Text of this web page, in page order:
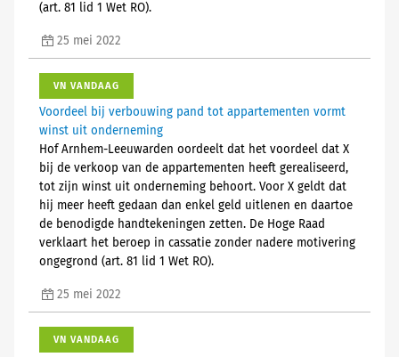
(art. 81 lid 1 Wet RO).
25 mei 2022
VN VANDAAG
Voordeel bij verbouwing pand tot appartementen vormt
winst uit onderneming
Hof Arnhem-Leeuwarden oordeelt dat het voordeel dat X
bij de verkoop van de appartementen heeft gerealiseerd,
tot zijn winst uit onderneming behoort. Voor X geldt dat
hij meer heeft gedaan dan enkel geld uitlenen en daartoe
de benodigde handtekeningen zetten. De Hoge Raad
verklaart het beroep in cassatie zonder nadere motivering
ongegrond (art. 81 lid 1 Wet RO).
25 mei 2022
VN VANDAAG